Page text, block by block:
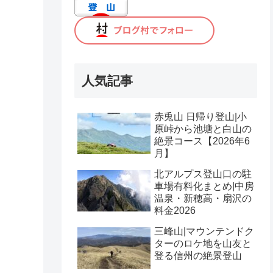
人気記事
赤兎山 日帰り登山|小
原峠から池塘と白山の
絶景コース【2026年6
月】
北アルプス登山口の駐
車場有料化まとめ|中房
温泉・新穂高・扇沢の
料金2026
三峰山|マウンテンドク
ターのロケ地を山友と
登る信州の絶景登山